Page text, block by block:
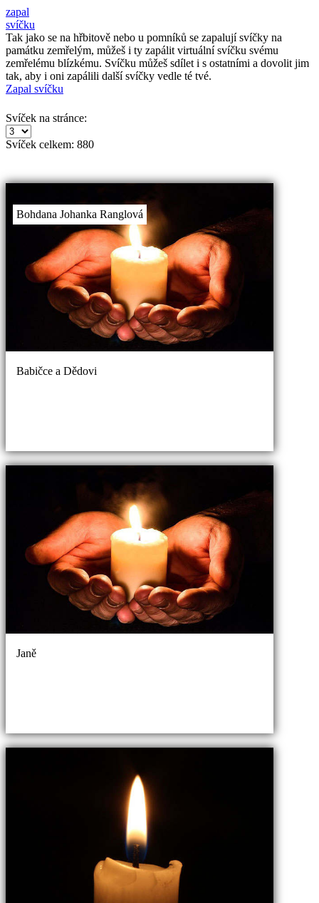
zapal
svíčku
Tak jako se na hřbitově nebo u pomníků se zapalují svíčky na
památku zemřelým, můžeš i ty zapálit virtuální svíčku svému
zemřelému blízkému. Svíčku můžeš sdílet i s ostatními a dovolit jim
tak, aby i oni zapálili další svíčky vedle té tvé.
Zapal svíčku
Svíček na stránce:
Svíček celkem: 880
Babičce a Dědovi
Bohdana Johanka Ranglová
Janě